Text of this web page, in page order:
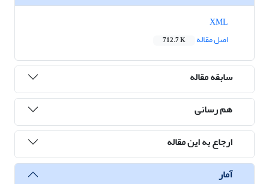
اصل مقاله
712.7 K
سابقه مقاله
هم رسانی
ارجاع به این مقاله
آمار